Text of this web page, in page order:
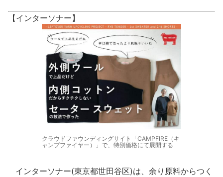
【インターソナー】
クラウドファウンディングサイト「CAMPFIRE（キ
ャンプファイヤー）」で、特別価格にて展開する
インターソナー(東京都世田谷区)は、余り原料からつく